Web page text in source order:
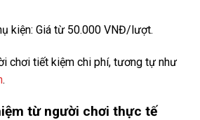
kiện: Giá từ 50.000 VNĐ/lượt.
chơi tiết kiệm chi phí, tương tự như
.
từ người chơi thực tế